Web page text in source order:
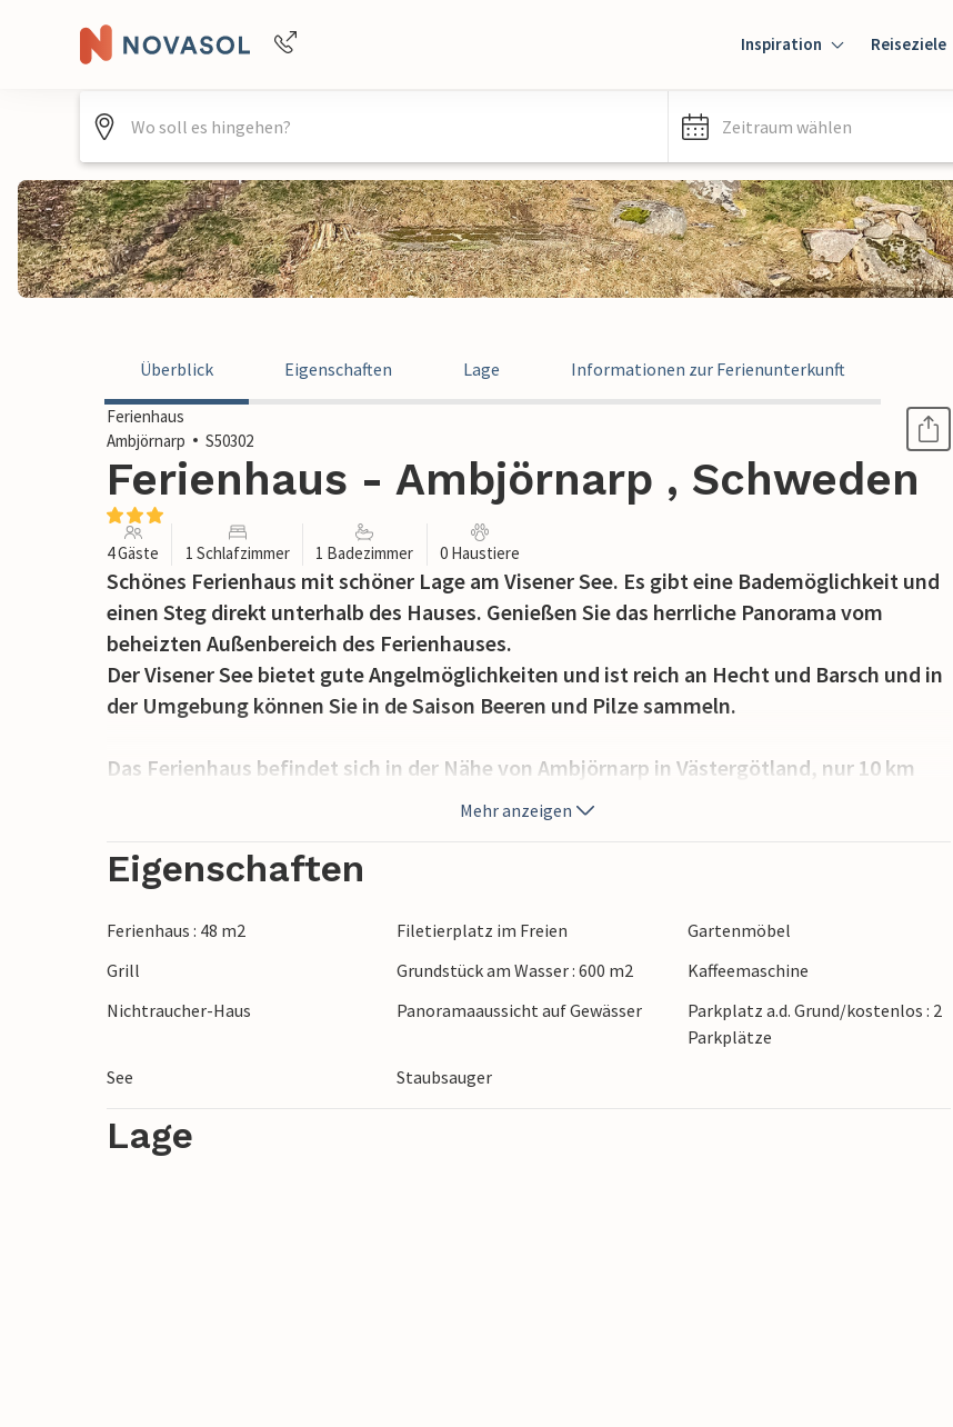
Inspiration Reiseziele
Zeitraum wählen
Überblick Eigenschaften Lage Informationen zur Ferienunterkunft
Ferienhaus
Ambjörnarp
S50302
Ferienhaus - Ambjörnarp , Schweden
4 Gäste 1 Schlafzimmer 1 Badezimmer 0 Haustiere
Schönes Ferienhaus mit schöner Lage am Visener See. Es gibt eine Bademöglichkeit und
einen Steg direkt unterhalb des Hauses. Genießen Sie das herrliche Panorama vom
beheizten Außenbereich des Ferienhauses.
Der Visener See bietet gute Angelmöglichkeiten und ist reich an Hecht und Barsch und in
der Umgebung können Sie in de Saison Beeren und Pilze sammeln.
Das Ferienhaus befindet sich in der Nähe von Ambjörnarp in Västergötland, nur 10 km
von Tranemo entfernt. Nur von 2 km von der Hütte entfernt gibt es Minigolf, Wasserski
und andere Aktivitäten. Für Golfliebhaber liegt der Kinds Golf Club etwas außerhalb von
Svenljunga, nur 6 km entfernt.
In Isaberg/Hestra, 33 km vom Haus entfernt, gibt es schöne Wanderwege und einen
Abenteuerpark sowie ein schönes Restaurant.
Wanderwege für Naturliebhaber und Wanderer.
Es ist auch nicht weit zu schönen Strandbädern in Falkenberg oder Varberg.
Mehr anzeigen
Eigenschaften
Ferienhaus : 48 m2 Filetierplatz im Freien
Gartenmöbel
Grill
Grundstück am Wasser : 600 m2
Kaffeemaschine
Nichtraucher-Haus
Panoramaaussicht auf Gewässer
Parkplatz a.d. Grund/kostenlos : 2
Parkplätze
See
Staubsauger
Lage